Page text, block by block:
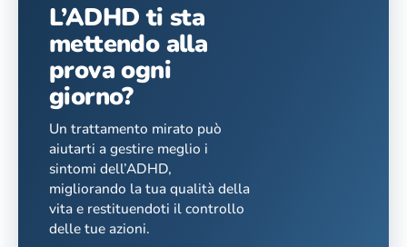
L’ADHD ti sta
mettendo alla
prova ogni
giorno?
Un trattamento mirato può
aiutarti a gestire meglio i
sintomi dell’ADHD,
migliorando la tua qualità della
vita e restituendoti il controllo
delle tue azioni.